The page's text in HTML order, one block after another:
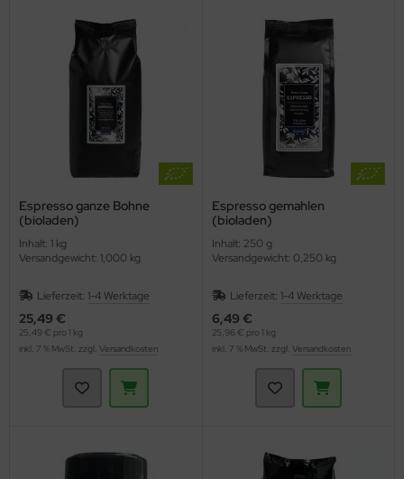
Espresso ganze Bohne
(bioladen)
Inhalt: 1 kg
Versandgewicht: 1,000 kg
Lieferzeit: 1-4 Werktage
25,49 €
25,49 € pro 1 kg
inkl. 7 % MwSt. zzgl. Versandkosten
Espresso gemahlen
(bioladen)
Inhalt: 250 g
Versandgewicht: 0,250 kg
Lieferzeit: 1-4 Werktage
6,49 €
25,96 € pro 1 kg
inkl. 7 % MwSt. zzgl. Versandkosten